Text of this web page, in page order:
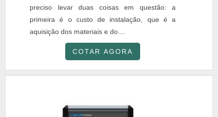
preciso levar duas coisas em questão: a
primeira é o custo de instalação, que é a
aquisição dos materiais e do....
COTAR AGORA